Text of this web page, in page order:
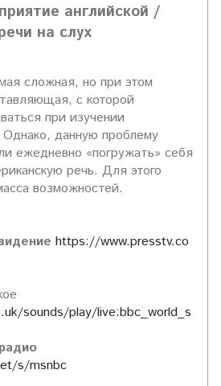
английской /
на слух
сложная, но при этом
с которой
при изучении
Однако, данную проблему
ежедневно «погружать» себя
речь. Для этого
возможностей.
https://www.presstv.co
sounds/play/live:bbc_world_s
радио
s/msnbc